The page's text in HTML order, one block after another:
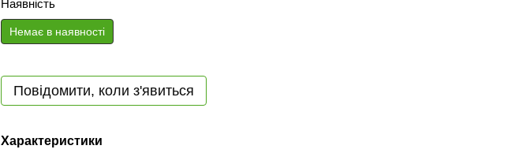
Наявність
Немає в наявності
Повідомити, коли з'явиться
Характеристики